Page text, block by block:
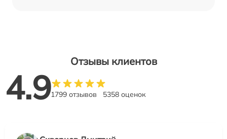
Отзывы клиентов
4.91799 отзывов 5358 оценок